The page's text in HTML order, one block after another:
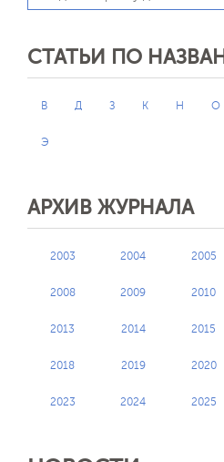
СТАТЬИ ПО
В Д З К Н О
Э
АРХИВ ЖУРНАЛА
2003 2004 2005
2008 2009 2010
2013 2014 2015
2018 2019 2020
2023 2024 2025